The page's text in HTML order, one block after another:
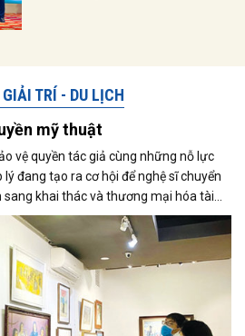
TRÍ - DU LỊCH
mỹ thuật
vệ quyền tác giả cùng những nỗ lực
đang tạo ra cơ hội để nghệ sĩ chuyển
khai thác và thương mại hóa tài
hơn”, GS.TS Nguyễn Xuân Tiên - Chủ
sẻ với Doanh Nhân Sài Gòn.